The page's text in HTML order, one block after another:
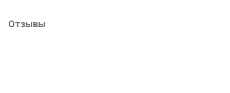
Отзывы